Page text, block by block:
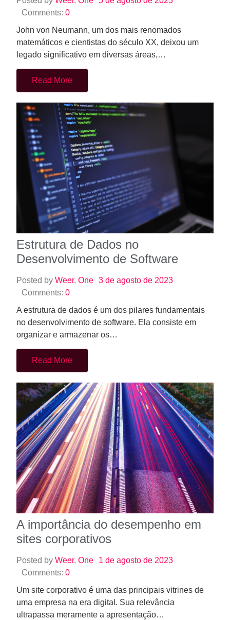
Comments: 0
John von Neumann, um dos mais renomados
matemáticos e cientistas do século XX, deixou um
legado significativo em diversas áreas,…
Read More
Estrutura de Dados no
Desenvolvimento de Software
Posted by Weer. One 3 de agosto de 2023
Comments: 0
A estrutura de dados é um dos pilares fundamentais
no desenvolvimento de software. Ela consiste em
organizar e armazenar os…
Read More
A importância do desempenho em
sites corporativos
Posted by Weer. One
1 de agosto de 2023
Comments: 0
Um site corporativo é uma das principais vitrines de
uma empresa na era digital. Sua relevância
ultrapassa meramente a apresentação…